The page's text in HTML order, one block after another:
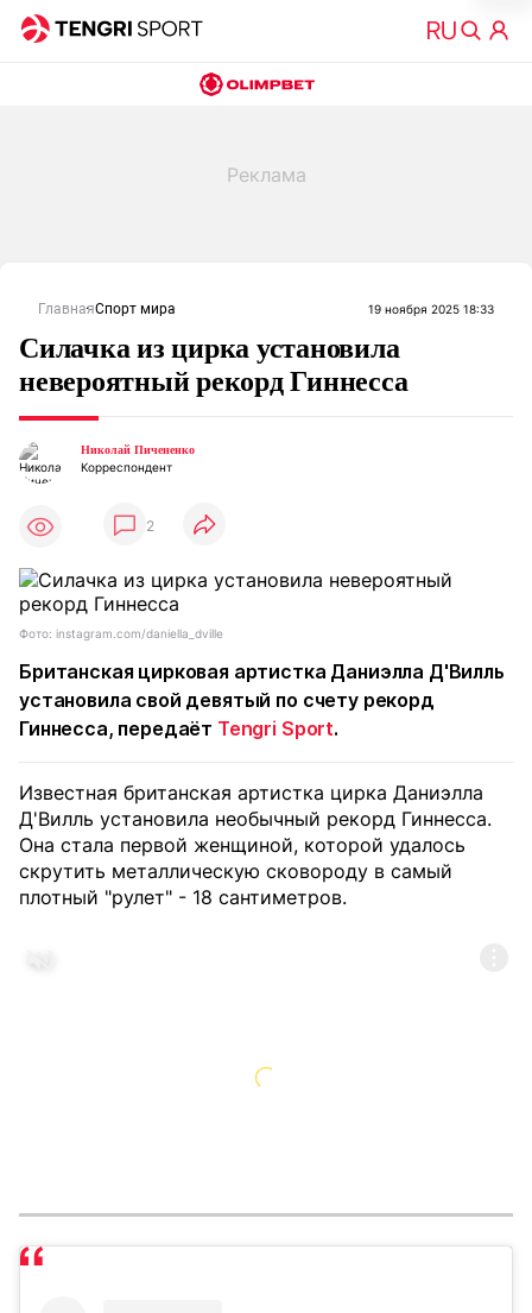
ГлавнаяСпорт мира 19 ноября 2025 18:33
Силачка из цирка установила
невероятный рекорд Гиннесса
Николай Пичененко
Корреспондент
2
Фото: instagram.com/daniella_dville
Британская цирковая артистка Даниэлла Д'Вилль
установила свой девятый по счету рекорд
Гиннесса, передаёт Tengri Sport.
Известная британская артистка цирка Даниэлла
Д'Вилль установила необычный рекорд Гиннесса.
Она стала первой женщиной, которой удалось
скрутить металлическую сковороду в самый
плотный "рулет" - 18 сантиметров.